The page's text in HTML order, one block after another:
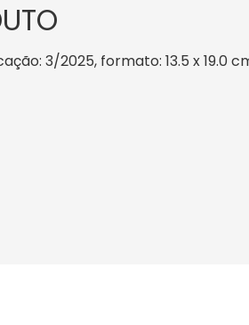
3/2025, formato: 13.5 x